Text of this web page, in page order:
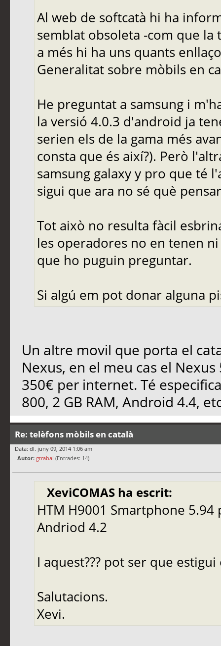
Al web de softcatà hi ha
semblat obsoleta -com que la
a més hi ha uns quants
Generalitat sobre mòbils en
He preguntat a samsung i
la versió 4.0.3 d'android ja
serien els de la gama més
consta que és així?). Però
samsung galaxy y pro que té
sigui que ara no sé què
Tot això no resulta fàcil
les operadores no en tenen
que ho puguin preguntar.
Si algú em pot donar alguna
Un altre movil que porta el
Nexus, en el meu cas el
350€ per internet. Té
800, 2 GB RAM, Android 4.4,
Re: telèfons mòbils en català
Data: dl. juny 09, 2014 1:06 am
Autor: gtrabal (Entrades: 14)
XeviCOMAS ha escrit:
HTM H9001 Smartphone 5.94
Andriod 4.2
I aquest??? pot ser que estigui
Salutacions.
Xevi.